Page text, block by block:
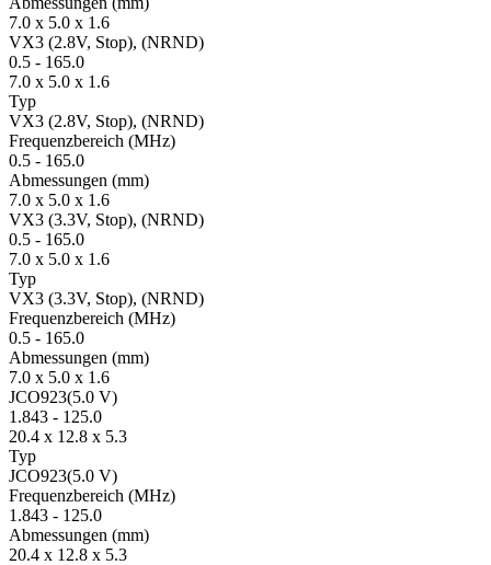
7.0 x 5.0 x 1.6
VX3 (2.8V, Stop), (NRND)
0.5 - 165.0
7.0 x 5.0 x 1.6
Typ
VX3 (2.8V, Stop), (NRND)
Fre­quenz­bereich (MHz)
0.5 - 165.0
Ab­mes­sungen (mm)
7.0 x 5.0 x 1.6
VX3 (3.3V, Stop), (NRND)
0.5 - 165.0
7.0 x 5.0 x 1.6
Typ
VX3 (3.3V, Stop), (NRND)
Fre­quenz­bereich (MHz)
0.5 - 165.0
Ab­mes­sungen (mm)
7.0 x 5.0 x 1.6
JCO923(5.0 V)
1.843 - 125.0
20.4 x 12.8 x 5.3
Typ
JCO923(5.0 V)
Fre­quenz­bereich (MHz)
1.843 - 125.0
Ab­mes­sungen (mm)
20.4 x 12.8 x 5.3